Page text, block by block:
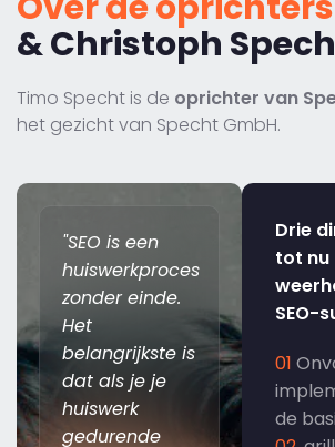
& Christoph
Timo Specht is de oprichter van
het gezicht van Specht GmbH.
"SEO is een
huiswerkproces
zonder einde.
Het
belangrijkste is
dat als je je
huiswerk
gedurende
Drie
tot nu
SEO-
01
de